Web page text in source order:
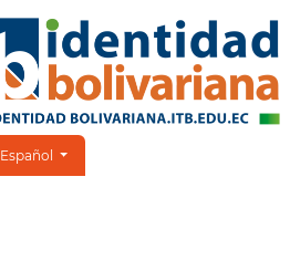
Cambiar el idioma. El idioma actual es:
Español